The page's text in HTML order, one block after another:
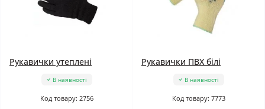
Рукавички утеплені
В наявності
Код товару: 2756
Рукавички ПВХ білі
В наявності
Код товару: 7773